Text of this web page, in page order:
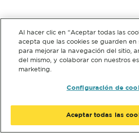
Al hacer clic en “Aceptar todas las
acepta que las cookies se guarden en
para mejorar la navegación del sitio,
del mismo, y colaborar con nuestros
marketing.
Configuración de
Aceptar todas las